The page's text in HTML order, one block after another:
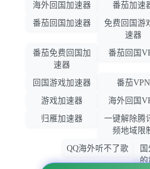
海外回国加速器 番茄加速
番茄回国加速器
免费回国游
速器
番茄免费回国加
速器
番茄回国
回国游戏加速器
番茄VPN
游戏加速器
海外回国
归雁加速器
一键解除腾
频地域限
QQ海外听不了歌
的